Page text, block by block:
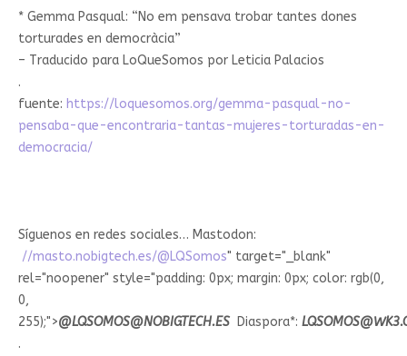
* Gemma Pasqual: “No em pensava trobar tantes dones
torturades en democràcia”
– Traducido para LoQueSomos por Leticia Palacios
.
fuente: https://loquesomos.org/gemma-pasqual-no-
pensaba-que-encontraria-tantas-mujeres-torturadas-en-
democracia/
Síguenos en redes sociales… Mastodon:
//masto.nobigtech.es/@LQSomos" target="_blank"
rel="noopener" style="padding: 0px; margin: 0px; color: rgb(0,
0,
255);">@LQSOMOS@NOBIGTECH.ESDiaspora*:
.